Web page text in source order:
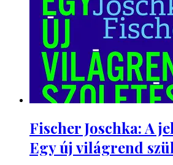
Fischer Joschka: A
Egy új világrend